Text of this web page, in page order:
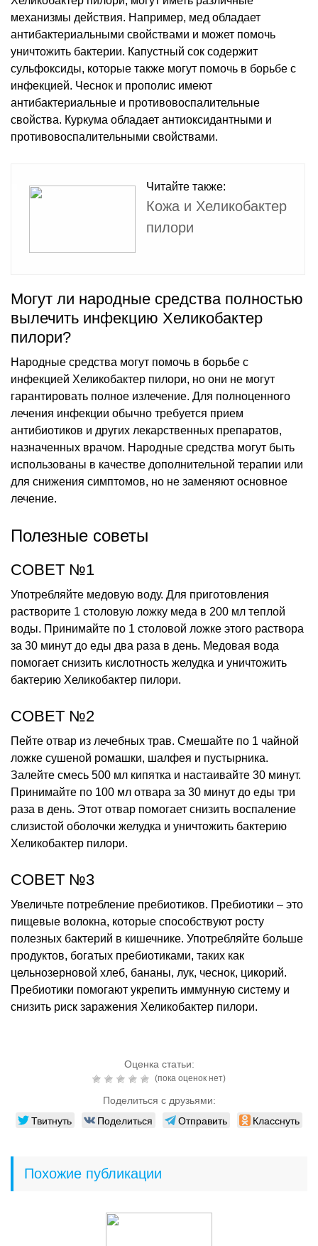
механизмы действия. Например, мед обладает
антибактериальными свойствами и может помочь
уничтожить бактерии. Капустный сок содержит
сульфоксиды, которые также могут помочь в борьбе с
инфекцией. Чеснок и прополис имеют
антибактериальные и противовоспалительные
свойства. Куркума обладает антиоксидантными и
противовоспалительными свойствами.
Читайте также:
Кожа и Хеликобактер
пилори
Могут ли народные средства полностью
вылечить инфекцию Хеликобактер
пилори?
Народные средства могут помочь в борьбе с
инфекцией Хеликобактер пилори, но они не могут
гарантировать полное излечение. Для полноценного
лечения инфекции обычно требуется прием
антибиотиков и других лекарственных препаратов,
назначенных врачом. Народные средства могут быть
использованы в качестве дополнительной терапии или
для снижения симптомов, но не заменяют основное
лечение.
Полезные советы
СОВЕТ №1
Употребляйте медовую воду. Для приготовления
растворите 1 столовую ложку меда в 200 мл теплой
воды. Принимайте по 1 столовой ложке этого раствора
за 30 минут до еды два раза в день. Медовая вода
помогает снизить кислотность желудка и уничтожить
бактерию Хеликобактер пилори.
СОВЕТ №2
Пейте отвар из лечебных трав. Смешайте по 1 чайной
ложке сушеной ромашки, шалфея и пустырника.
Залейте смесь 500 мл кипятка и настаивайте 30 минут.
Принимайте по 100 мл отвара за 30 минут до еды три
раза в день. Этот отвар помогает снизить воспаление
слизистой оболочки желудка и уничтожить бактерию
Хеликобактер пилори.
СОВЕТ №3
Увеличьте потребление пребиотиков. Пребиотики – это
пищевые волокна, которые способствуют росту
полезных бактерий в кишечнике. Употребляйте больше
продуктов, богатых пребиотиками, таких как
цельнозерновой хлеб, бананы, лук, чеснок, цикорий.
Пребиотики помогают укрепить иммунную систему и
снизить риск заражения Хеликобактер пилори.
Оценка статьи:
(пока оценок нет)
Поделиться с друзьями:
Твитнуть Поделиться Отправить Класснуть
Похожие публикации